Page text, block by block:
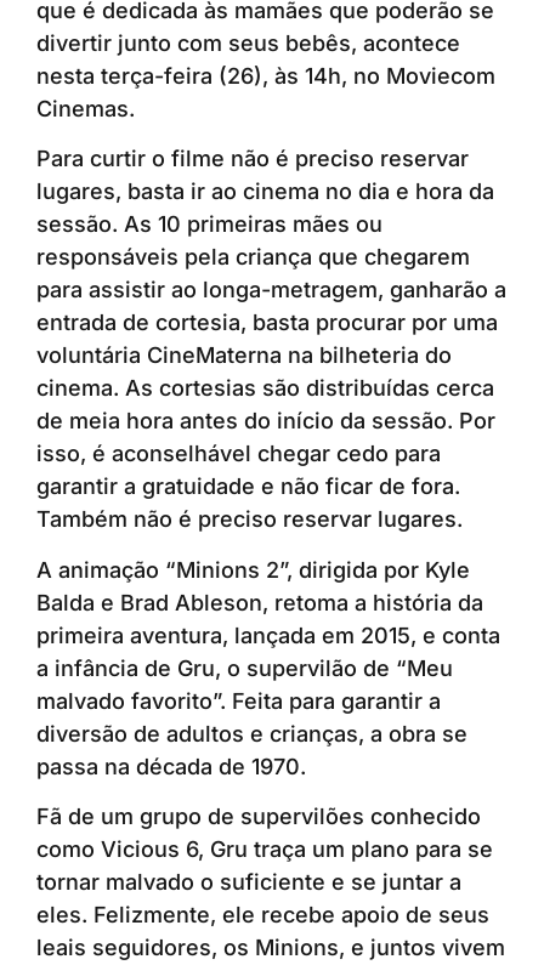
que é dedicada às mamães que poderão se
divertir junto com seus bebês, acontece
nesta terça-feira (26), às 14h, no Moviecom
Cinemas.
Para curtir o filme não é preciso reservar
lugares, basta ir ao cinema no dia e hora da
sessão. As 10 primeiras mães ou
responsáveis pela criança que chegarem
para assistir ao longa-metragem, ganharão a
entrada de cortesia, basta procurar por uma
voluntária CineMaterna na bilheteria do
cinema. As cortesias são distribuídas cerca
de meia hora antes do início da sessão. Por
isso, é aconselhável chegar cedo para
garantir a gratuidade e não ficar de fora.
Também não é preciso reservar lugares.
A animação “Minions 2”, dirigida por Kyle
Balda e Brad Ableson, retoma a história da
primeira aventura, lançada em 2015, e conta
a infância de Gru, o supervilão de “Meu
malvado favorito”. Feita para garantir a
diversão de adultos e crianças, a obra se
passa na década de 1970.
Fã de um grupo de supervilões conhecido
como Vicious 6, Gru traça um plano para se
tornar malvado o suficiente e se juntar a
eles. Felizmente, ele recebe apoio de seus
leais seguidores, os Minions, e juntos vivem